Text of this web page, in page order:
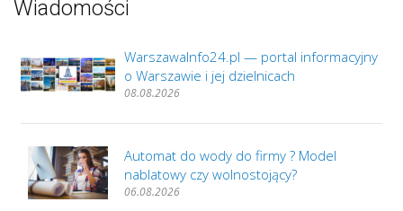
Wiadomości
WarszawaInfo24.pl — portal informacyjny
o Warszawie i jej dzielnicach
08.08.2026
Automat do wody do firmy ? Model
nablatowy czy wolnostojący?
06.08.2026